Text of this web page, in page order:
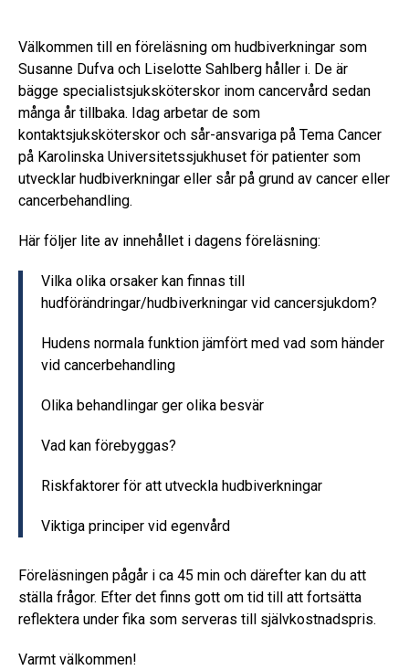
Välkommen till en föreläsning om hudbiverkningar som
Susanne Dufva och Liselotte Sahlberg håller i. De är
bägge specialistsjuksköterskor inom cancervård sedan
många år tillbaka. Idag arbetar de som
kontaktsjuksköterskor och sår-ansvariga på Tema Cancer
på Karolinska Universitetssjukhuset för patienter som
utvecklar hudbiverkningar eller sår på grund av cancer eller
cancerbehandling.
Här följer lite av innehållet i dagens föreläsning:
Vilka olika orsaker kan finnas till
hudförändringar/hudbiverkningar vid cancersjukdom?
Hudens normala funktion jämfört med vad som händer
vid cancerbehandling
Olika behandlingar ger olika besvär
Vad kan förebyggas?
Riskfaktorer för att utveckla hudbiverkningar
Viktiga principer vid egenvård
Föreläsningen pågår i ca 45 min och därefter kan du att
ställa frågor. Efter det finns gott om tid till att fortsätta
reflektera under fika som serveras till självkostnadspris.
Varmt välkommen!